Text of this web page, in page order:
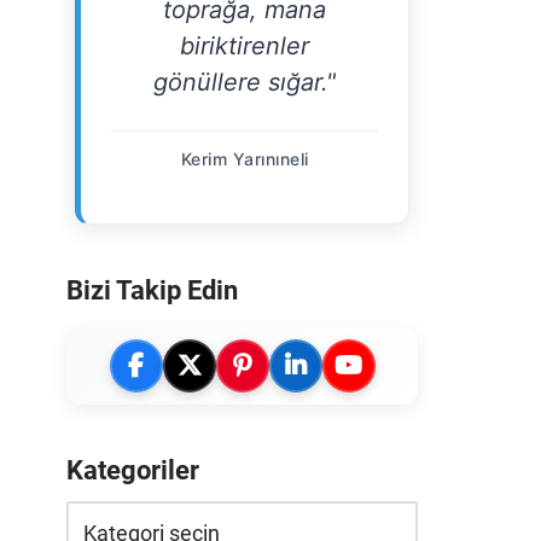
toprağa, mana
biriktirenler
gönüllere sığar."
Kerim Yarınıneli
Bizi Takip Edin
Kategoriler